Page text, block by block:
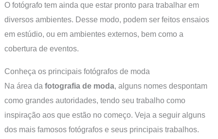
O fotógrafo tem ainda que estar pronto para trabalhar em
diversos ambientes. Desse modo, podem ser feitos ensaios
em estúdio, ou em ambientes externos, bem como a
cobertura de eventos.
Conheça os principais fotógrafos de moda
Na área da fotografia de moda, alguns nomes despontam
como grandes autoridades, tendo seu trabalho como
inspiração aos que estão no começo. Veja a seguir alguns
dos mais famosos fotógrafos e seus principais trabalhos.